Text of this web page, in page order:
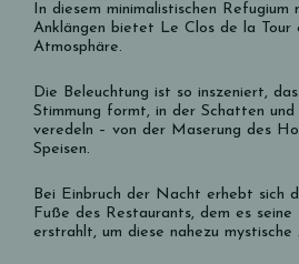
In diesem minimalistischen Refugium
Anklängen bietet Le Clos de la Tour
Atmosphäre.
Die Beleuchtung ist so inszeniert,
Stimmung formt, in der Schatten
veredeln – von der Maserung des
Speisen.
Bei Einbruch der Nacht erhebt sich
Fuße des Restaurants, dem es
erstrahlt, um diese nahezu mystische